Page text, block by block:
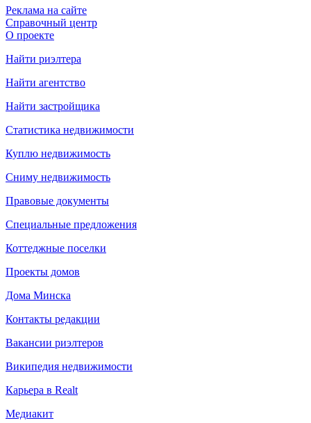
Реклама на сайте
Справочный центр
О проекте
Найти риэлтера
Найти агентство
Найти застройщика
Статистика недвижимости
Куплю недвижимость
Сниму недвижимость
Правовые документы
Специальные предложения
Коттеджные поселки
Проекты домов
Дома Минска
Контакты редакции
Вакансии риэлтеров
Википедия недвижимости
Карьера в Realt
Медиакит